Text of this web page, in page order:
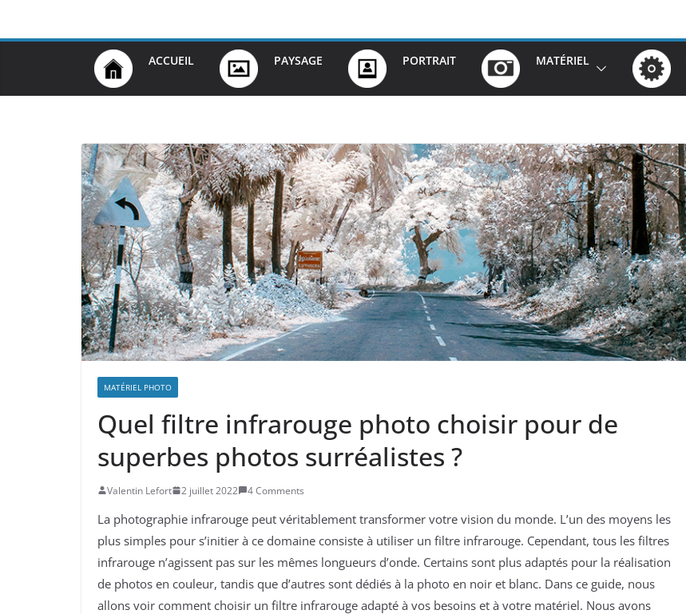
ACCUEIL PAYSAGE PORTRAIT MATÉRIEL
MATÉRIEL PHOTO
Quel filtre infrarouge photo choisir pour de
superbes photos surréalistes ?
Valentin Lefort 2 juillet 2022 4 Comments
La photographie infrarouge peut véritablement transformer votre vision du monde. L’un des moyens les
plus simples pour s’initier à ce domaine consiste à utiliser un filtre infrarouge. Cependant, tous les filtres
infrarouge n’agissent pas sur les mêmes longueurs d’onde. Certains sont plus adaptés pour la réalisation
de photos en couleur, tandis que d’autres sont dédiés à la photo en noir et blanc. Dans ce guide, nous
allons voir comment choisir un filtre infrarouge adapté à vos besoins et à votre matériel. Nous avons